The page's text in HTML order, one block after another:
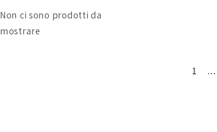
Non ci sono prodotti da
mostrare
1 …